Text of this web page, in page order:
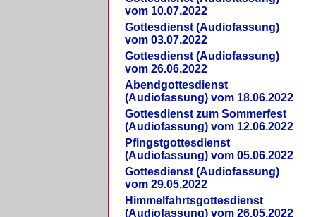
vom 10.07.2022
Gottesdienst (Audiofassung)
vom 03.07.2022
Gottesdienst (Audiofassung)
vom 26.06.2022
Abendgottesdienst
(Audiofassung) vom 18.06.2022
Gottesdienst zum Sommerfest
(Audiofassung) vom 12.06.2022
Pfingstgottesdienst
(Audiofassung) vom 05.06.2022
Gottesdienst (Audiofassung)
vom 29.05.2022
Himmelfahrtsgottesdienst
(Audiofassung) vom 26.05.2022